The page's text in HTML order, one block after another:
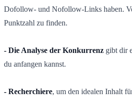
Dofollow- und Nofollow-Links haben.
Punktzahl zu finden.
- Die Analyse der Konkurrenz gibt dir
du anfangen kannst.
- Recherchiere, um den idealen Inhalt